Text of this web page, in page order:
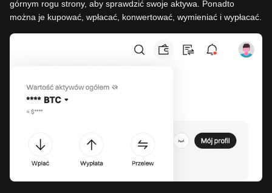
górnym rogu strony, aby sprawdzić swoje aktywa. Ponadto
można je kupować, wpłacać, konwertować, wymieniać i wypłacać.